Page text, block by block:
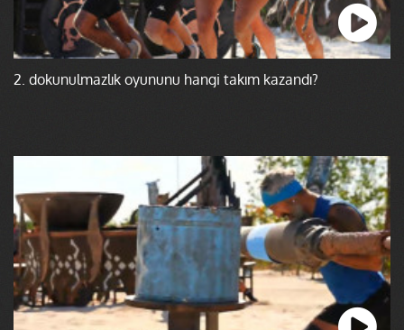
2. dokunulmazlık oyununu hangi takım kazandı?